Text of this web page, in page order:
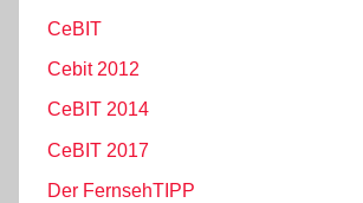
CeBIT
Cebit 2012
CeBIT 2014
CeBIT 2017
Der FernsehTIPP